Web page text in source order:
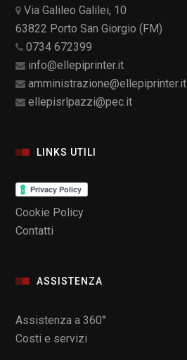
Via Galileo Galilei, 10
63822 Porto San Giorgio (FM)
0734 672399
info@ellepiprinter.it
amministrazione@ellepiprinter.it
ellepisrlpazzi@pec.it
LINKS UTILI
Cookie Policy
Contatti
ASSISTENZA
Assistenza a 360°
Costi e servizi